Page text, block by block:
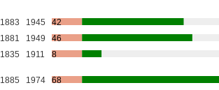
1883 1945
42
1881 1949
46
1835 1911 8
1885 1974
68